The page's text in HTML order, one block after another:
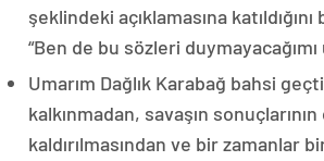
şeklindeki açıklamasına
“Ben de bu sözleri
Umarım Dağlık Karabağ bahsi
kalkınmadan, savaşın
kaldırılmasından ve bir zamanlar